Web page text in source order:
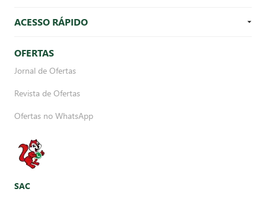
ACESSO RÁPIDO
OFERTAS
Jornal de Ofertas
Revista de Ofertas
Ofertas no WhatsApp
SAC